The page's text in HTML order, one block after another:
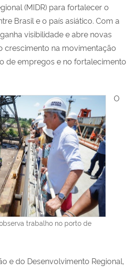
(MIDR) para fortalecer o
Brasil e o país asiático. Com a
visibilidade e abre novas
crescimento na movimentação
de empregos e no fortalecimento
trabalho no porto de
O
e do Desenvolvimento Regional,